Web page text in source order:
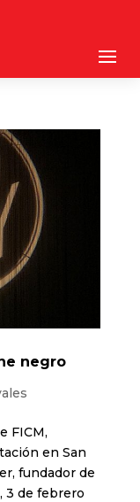
negro
FICM,
en San
fundador de
de febrero